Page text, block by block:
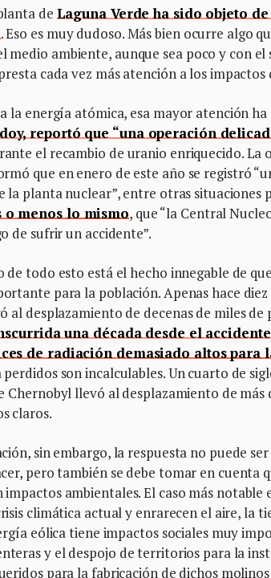
de Laguna Verde ha sido objeto
. Eso es muy dudoso. Más bien ocurre algo
medio ambiente, aunque sea poco y con
cada vez más atención a los
la energía atómica, esa mayor atención
reportó que “una operación
el recambio de uranio enriquecido. La
que en enero de este año se registró
la planta nuclear”, entre otras situaciones
menos lo mismo, que “la Central
de sufrir un accidente”.
de todo esto está el hecho innegable de
para la población. Apenas hace
al desplazamiento de decenas de miles
una década desde el
de radiación demasiado altos para
son incalculables. Un cuarto de
Chernobyl llevó al desplazamiento de más
claros.
sin embargo, la respuesta no puede
pero también se debe tomar en
ambientales. El caso más notable
climática actual y enrarecen el aire, la
eólica tiene impactos sociales muy
y el despojo de territorios para la
para la fabricación de dichos